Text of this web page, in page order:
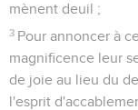
mènent deuil ;
3 Pour annoncer à
magnificence leur
de joie au lieu du
l'esprit